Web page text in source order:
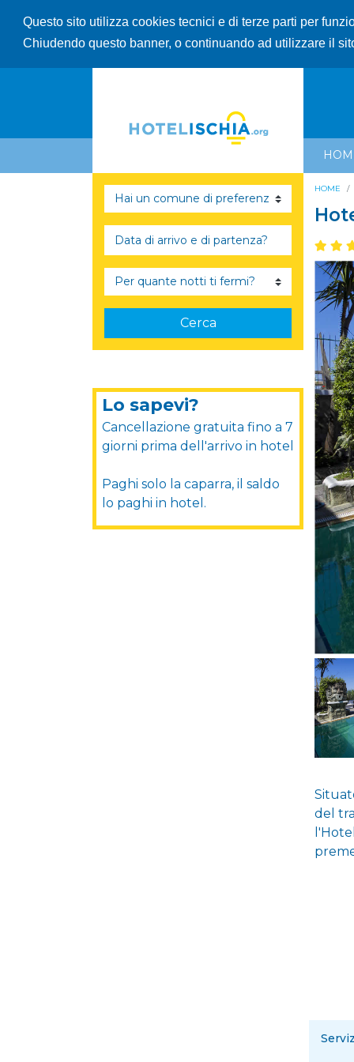
Questo sito utilizza cookies tecnici e di terze parti per
Chiudendo questo banner, o continuando ad utilizzare il
Cerca
Lo sapevi?
Cancellazione gratuita fino a 7
giorni prima dell'arrivo in hotel
Paghi solo la caparra, il saldo
lo paghi in hotel.
HOME
del